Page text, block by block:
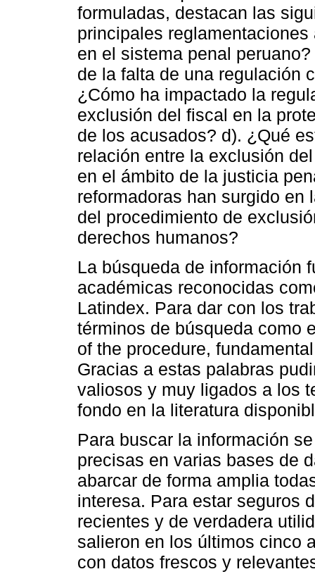
formuladas, destacan las
principales
en el sistema penal
de la falta de una regulación
¿Cómo ha impactado la
exclusión del fiscal en la
de los acusados? d). ¿Qué
relación entre la exclusión
en el ámbito de la justicia
reformadoras han surgido en
del procedimiento de
derechos humanos?
La búsqueda de información
académicas reconocidas
Latindex. Para dar con los
términos de búsqueda como
of the procedure,
Gracias a estas palabras
valiosos y muy ligados a los
fondo en la literatura
Para buscar la información
precisas en varias bases de
abarcar de forma amplia
interesa. Para estar seguros
recientes y de verdadera
salieron en los últimos cinco
con datos frescos y